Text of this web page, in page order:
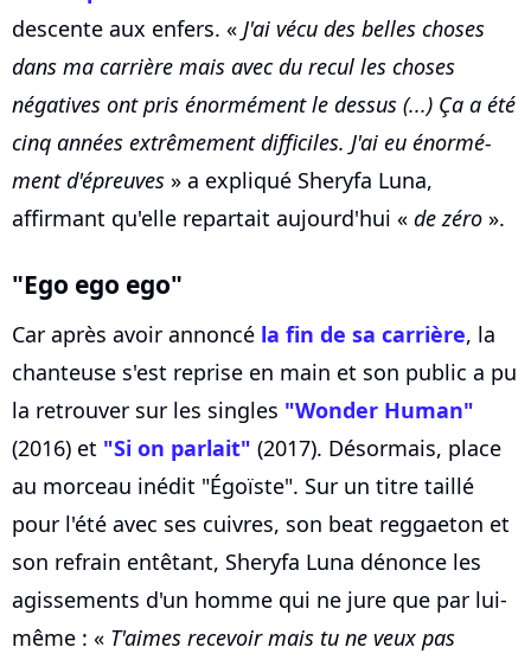
descente aux enfers. « J'ai vécu des belles choses
dans ma carrière mais avec du recul les choses
négatives ont pris énormément le dessus (...) Ça a été
cinq années extrêmement difficiles. J'ai eu énor­mé­
ment d'épreuves » a expliqué Sheryfa Luna,
affirmant qu'elle repartait aujourd'hui « de zéro ».
"Ego ego ego"
Car après avoir annoncé la fin de sa carrière, la
chanteuse s'est reprise en main et son public a pu
la retrouver sur les singles "Wonder Human"
(2016) et "Si on parlait" (2017). Désormais, place
au morceau inédit "Égoïste". Sur un titre taillé
pour l'été avec ses cuivres, son beat reggaeton et
son refrain entêtant, Sheryfa Luna dénonce les
agissements d'un homme qui ne jure que par lui-
même : « T'aimes recevoir mais tu ne veux pas